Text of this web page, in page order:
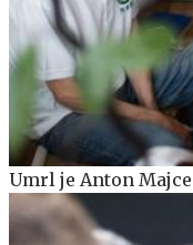
Umrl je Anton